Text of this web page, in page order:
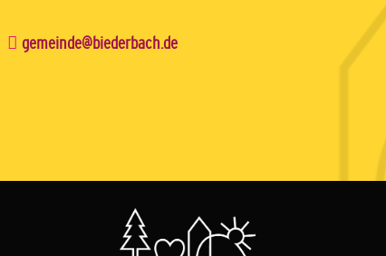
gemeinde@biederbach.de